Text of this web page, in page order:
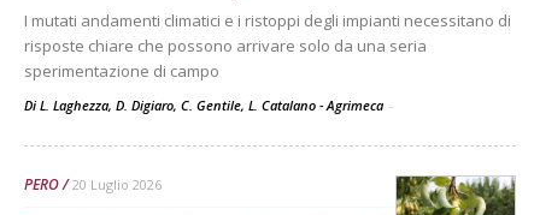
I mutati andamenti climatici e i ristoppi degli impianti necessitano di
risposte chiare che possono arrivare solo da una seria
sperimentazione di campo
Di L. Laghezza, D. Digiaro, C. Gentile, L. Catalano - Agrimeca -
PERO 20 Luglio 2026